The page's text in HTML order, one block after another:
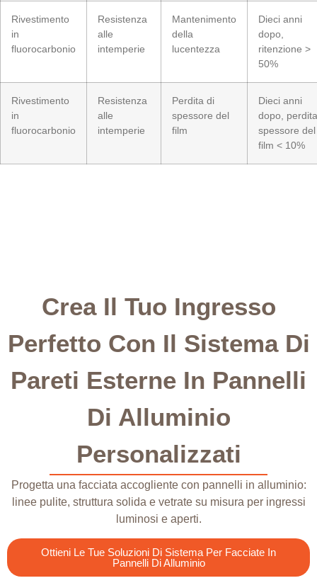
Rivestimento
in
fluorocarbonio
Resistenza
alle
intemperie
Mantenimento
della
lucentezza
Dieci anni
dopo,
ritenzione >
50%
Rivestimento
in
fluorocarbonio
Resistenza
alle
intemperie
Perdita di
spessore del
film
Dieci anni
dopo,
spessore del
film < 10%
Crea Il Tuo Ingresso
Perfetto Con Il Sistema Di
Pareti Esterne In Pannelli
Di Alluminio
Personalizzati
Progetta una facciata accogliente con pannelli in alluminio:
linee pulite, struttura solida e vetrate su misura per ingressi
luminosi e aperti.
Ottieni Le Tue Soluzioni Di Sistema Per Facciate In
Pannelli Di Alluminio